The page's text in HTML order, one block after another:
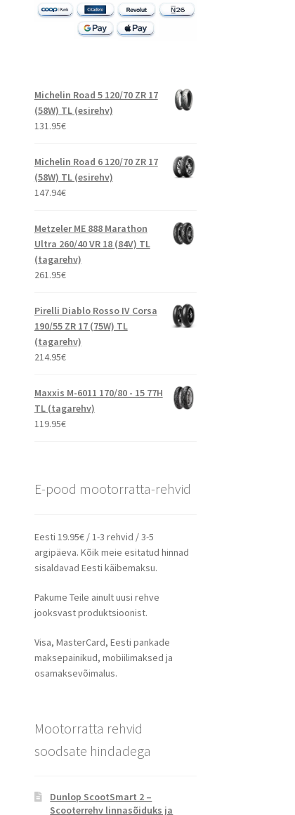
Michelin Road 5 120/70 ZR 17
(58W) TL (esirehv)
131.95€
Michelin Road 6 120/70 ZR 17
(58W) TL (esirehv)
147.94€
Metzeler ME 888 Marathon
Ultra 260/40 VR 18 (84V) TL
(tagarehv)
261.95€
Pirelli Diablo Rosso IV Corsa
190/55 ZR 17 (75W) TL
(tagarehv)
214.95€
Maxxis M-6011 170/80 - 15 77H
TL (tagarehv)
119.95€
E-pood mootorratta-rehvid
Eesti 19.95€ / 1-3 rehvid / 3-5
argipäeva. Kõik meie esitatud hinnad
sisaldavad Eesti käibemaksu.
Pakume Teile ainult uusi rehve
jooksvast produktsioonist.
Visa, MasterCard, Eesti pankade
maksepainikud, mobiilimaksed ja
osamaksevõimalus.
Mootorratta rehvid
soodsate hindadega
Dunlop ScootSmart 2 –
Scooterrehv linnasõiduks ja